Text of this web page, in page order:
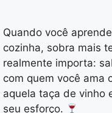
Quando você
cozinha, sobra mais
realmente importa:
com quem você ama
aquela taça de vinho
seu esforço.